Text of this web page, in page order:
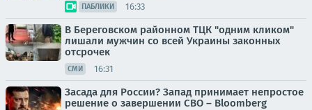
ПАБЛИКИ 16:33
В Береговском районном ТЦК "одним кликом"
лишали мужчин со всей Украины законных
отсрочек
СМИ 16:31
Засада для России? Запад принимает непростое
решение о завершении СВО – Bloomberg